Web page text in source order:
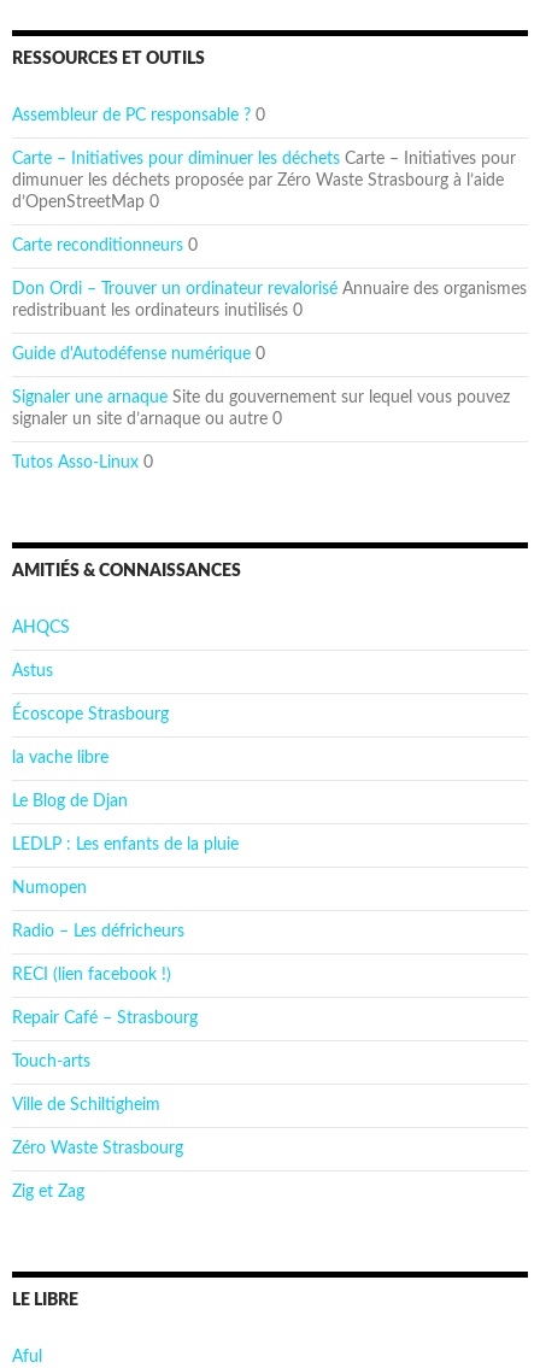
RESSOURCES ET OUTILS
Assembleur de PC responsable ? 0
Carte – Initiatives pour diminuer les déchets Carte – Initiatives pour
dimunuer les déchets proposée par Zéro Waste Strasbourg à l’aide
d’OpenStreetMap 0
Carte reconditionneurs 0
Don Ordi – Trouver un ordinateur revalorisé Annuaire des organismes
redistribuant les ordinateurs inutilisés 0
Guide d'Autodéfense numérique 0
Signaler une arnaque Site du gouvernement sur lequel vous pouvez
signaler un site d’arnaque ou autre 0
Tutos Asso-Linux 0
AMITIÉS & CONNAISSANCES
AHQCS
Astus
Écoscope Strasbourg
la vache libre
Le Blog de Djan
LEDLP : Les enfants de la pluie
Numopen
Radio – Les défricheurs
RECI (lien facebook !)
Repair Café – Strasbourg
Touch-arts
Ville de Schiltigheim
Zéro Waste Strasbourg
Zig et Zag
LE LIBRE
Aful